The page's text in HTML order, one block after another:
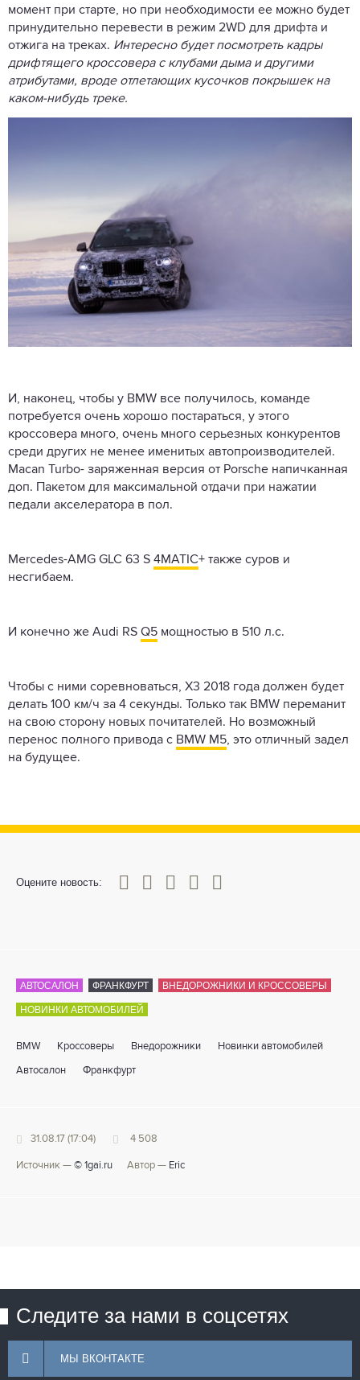
момент при старте, но при необходимости ее можно будет
принудительно перевести в режим 2WD для дрифта и
отжига на треках. Интересно будет посмотреть кадры
дрифтящего кроссовера с клубами дыма и другими
атрибутами, вроде отлетающих кусочков покрышек на
каком-нибудь треке.
И, наконец, чтобы у BMW все получилось, команде
потребуется очень хорошо постараться, у этого
кроссовера много, очень много серьезных конкурентов
среди других не менее именитых автопроизводителей.
Macan Turbo- заряженная версия от Porsche напичканная
доп. Пакетом для максимальной отдачи при нажатии
педали акселератора в пол.
Mercedes-AMG GLC 63 S 4MATIC+ также суров и
несгибаем.
И конечно же Audi RS Q5 мощностью в 510 л.с.
Чтобы с ними соревноваться, X3 2018 года должен будет
делать 100 км/ч за 4 секунды. Только так BMW переманит
на свою сторону новых почитателей. Но возможный
перенос полного привода с BMW M5, это отличный задел
на будущее.
Оцените новость:
0
1 3 4 5
АВТОСАЛОН ФРАНКФУРТ ВНЕДОРОЖНИКИ И КРОССОВЕРЫ
НОВИНКИ АВТОМОБИЛЕЙ
BMW Кроссоверы Внедорожники Новинки автомобилей
Автосалон Франкфурт
31.08.17 (17:04) 4 508
Источник — © 1gai.ru Автор — Eric
Следите за нами в соцсетях
МЫ ВКОНТАКТЕ